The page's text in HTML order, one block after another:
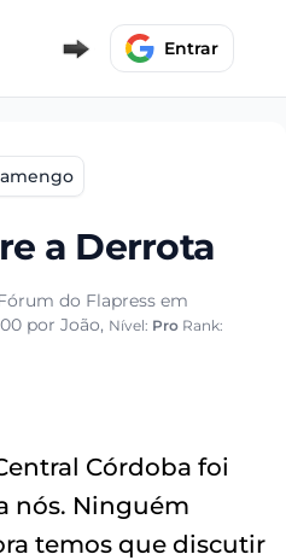
Entrar
a Derrota
do Flapress em
por João, Nível: Pro Rank:
Córdoba foi
nós. Ninguém
temos que discutir